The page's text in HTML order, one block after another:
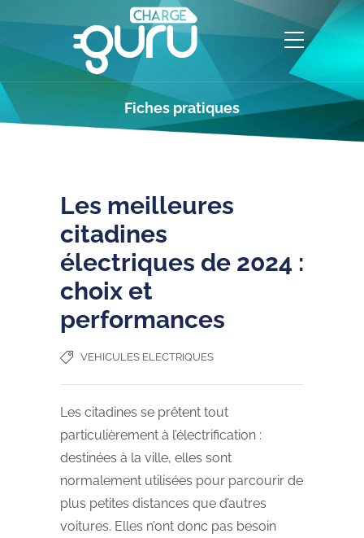
Fiches pratiques
Les meilleures
citadines
électriques de 2024 :
choix et
performances
VEHICULES ELECTRIQUES
Les citadines se prêtent tout
particulièrement à l’électrification :
destinées à la ville, elles sont
normalement utilisées pour parcourir de
plus petites distances que d’autres
voitures. Elles n’ont donc pas besoin